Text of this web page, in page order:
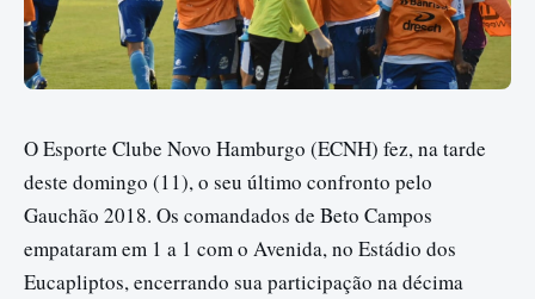
O Esporte Clube Novo Hamburgo (ECNH) fez, na tarde
deste domingo (11), o seu último confronto pelo
Gauchão 2018. Os comandados de Beto Campos
empataram em 1 a 1 com o Avenida, no Estádio dos
Eucapliptos, encerrando sua participação na décima